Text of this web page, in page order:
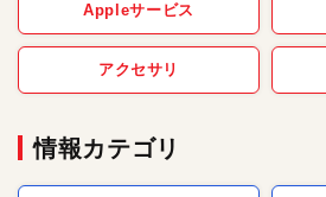
Appleサービス
アクセサリ
情報カテゴリ